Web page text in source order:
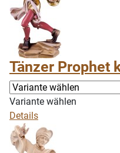
Tänzer Prophet
Variante wählen
Details